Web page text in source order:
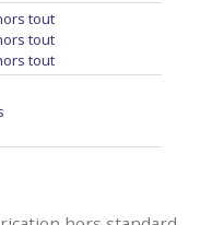
tout
tout
tout